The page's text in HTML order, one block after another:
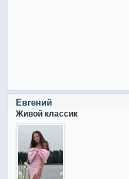
Евгений
Живой классик